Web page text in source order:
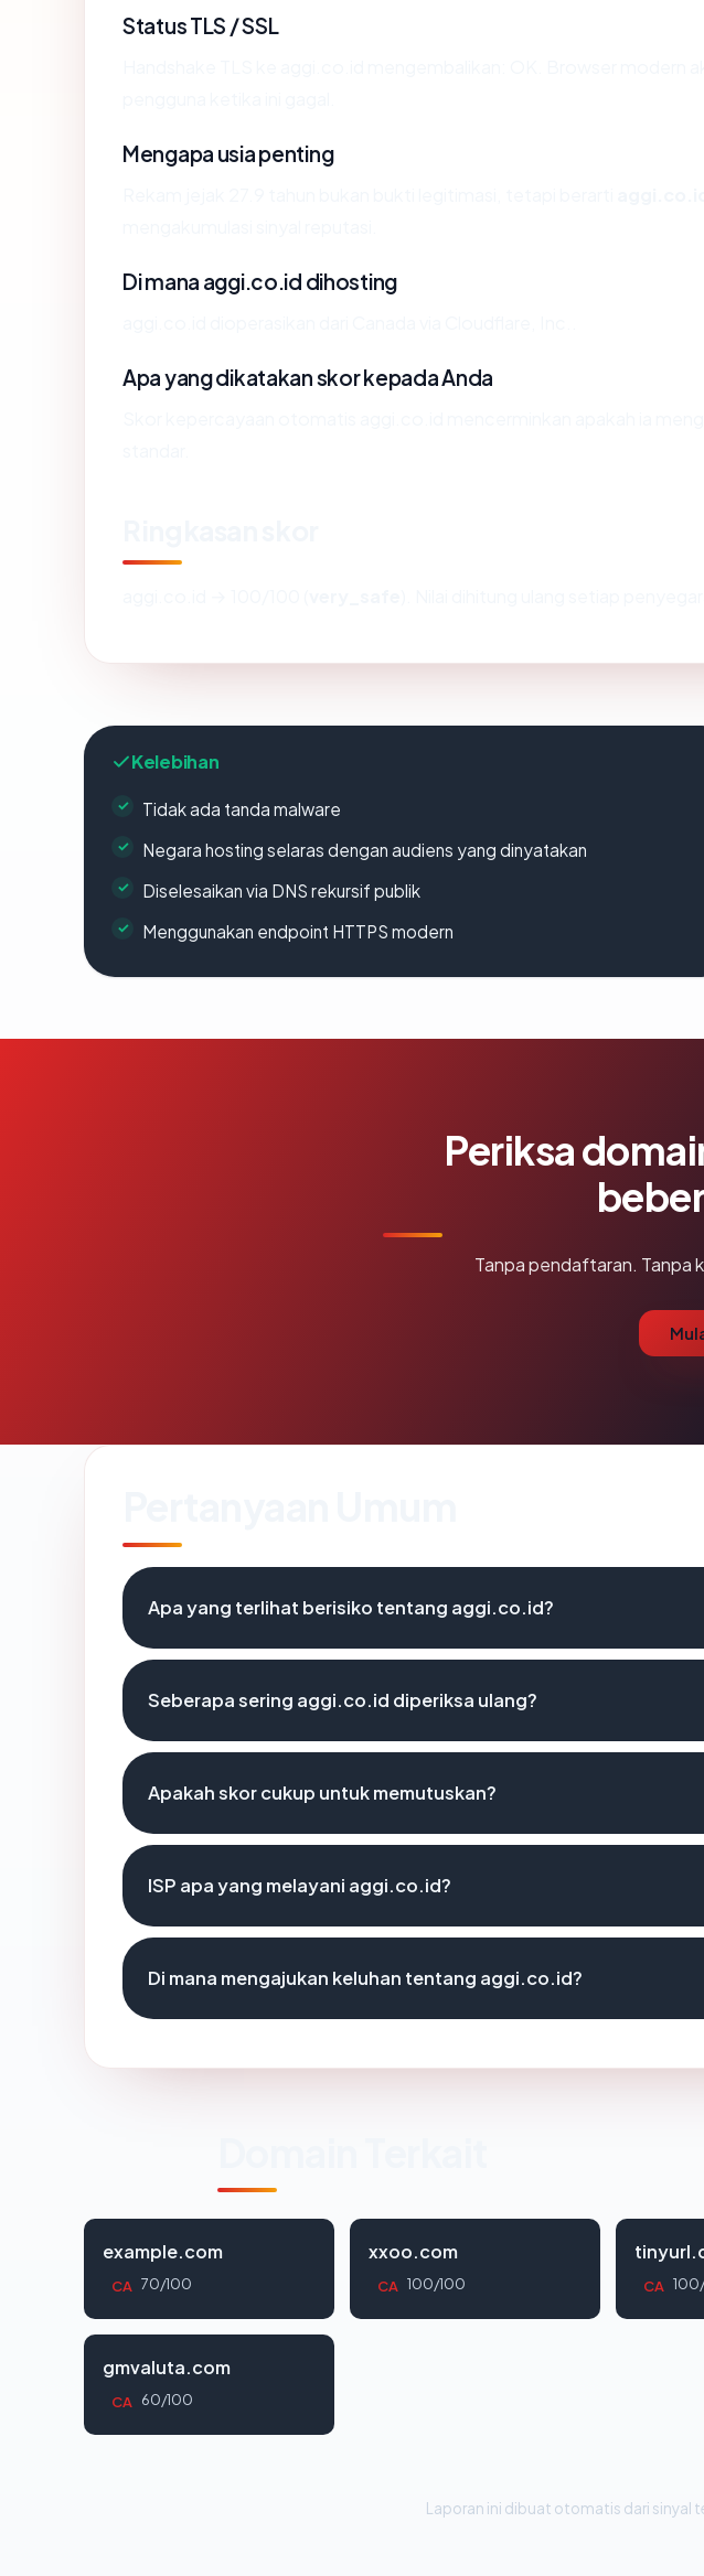
Status TLS / SSL
Mengapa usia penting
Di mana aggi.co.id dihosting
Apa yang dikatakan skor kepada Anda
Kelebihan
Tidak ada tanda malware
Negara hosting selaras dengan audiens yang dinyatakan
Diselesaikan via DNS rekursif publik
Menggunakan endpoint HTTPS modern
Periksa
Tanpa pendaftaran. Tanpa
Apa yang terlihat berisiko tentang aggi.co.id?
Seberapa sering aggi.co.id diperiksa ulang?
Apakah skor cukup untuk memutuskan?
ISP apa yang melayani aggi.co.id?
Di mana mengajukan keluhan tentang aggi.co.id?
example.com
CA 70/100
xxoo.com
CA 100/100 CA
gmvaluta.com
CA 60/100
Laporan ini dibuat otomatis dari sinyal